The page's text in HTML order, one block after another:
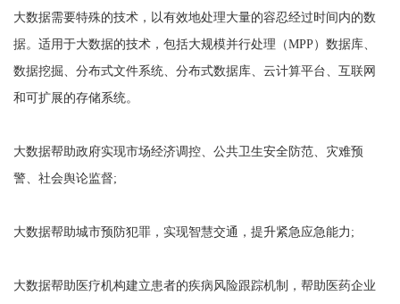
大数据需要特殊的技术，以有效地处理大量的容忍经过时间内的数
据。适用于大数据的技术，包括大规模并行处理（MPP）数据库、
数据挖掘、分布式文件系统、分布式数据库、云计算平台、互联网
和可扩展的存储系统。
大数据帮助政府实现市场经济调控、公共卫生安全防范、灾难预
警、社会舆论监督;
大数据帮助城市预防犯罪，实现智慧交通，提升紧急应急能力;
大数据帮助医疗机构建立患者的疾病风险跟踪机制，帮助医药企业